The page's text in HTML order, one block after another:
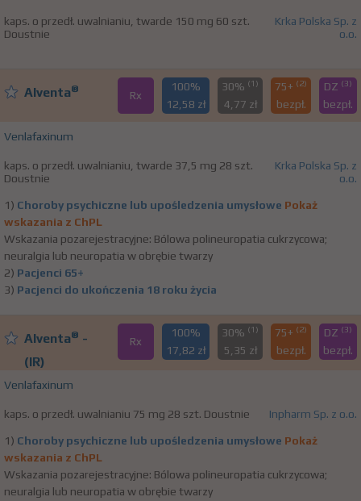
kaps. o przedł. uwalnianiu, twarde 150 mg 60 szt.
Doustnie
Krka Polska Sp. z
o.o.
Alventa® Rx
100%
12,58 zł
30% (1)
4,77 zł
75+ (2)
bezpł.
DZ (3)
bezpł.
Venlafaxinum
kaps. o przedł. uwalnianiu, twarde 37,5 mg 28 szt.
Doustnie
Krka Polska Sp. z
o.o.
1) Choroby psychiczne lub upośledzenia umysłowe Pokaż
wskazania z ChPL
Wskazania pozarejestracyjne: Bólowa polineuropatia cukrzycowa;
neuralgia lub neuropatia w obrębie twarzy
2) Pacjenci 65+
3) Pacjenci do ukończenia 18 roku życia
Alventa® -
(IR)
Rx
100%
17,82 zł
30% (1)
5,35 zł
75+ (2)
bezpł.
DZ (3)
bezpł.
Venlafaxinum
kaps. o przedł. uwalnianiu 75 mg 28 szt. Doustnie Inpharm Sp. z o.o.
1) Choroby psychiczne lub upośledzenia umysłowe Pokaż
wskazania z ChPL
Wskazania pozarejestracyjne: Bólowa polineuropatia cukrzycowa;
neuralgia lub neuropatia w obrębie twarzy